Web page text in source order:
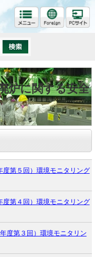
炉に関する安全
度第５回）環境モニタリング
度第４回）環境モニタリング
度第３回）環境モニタリン